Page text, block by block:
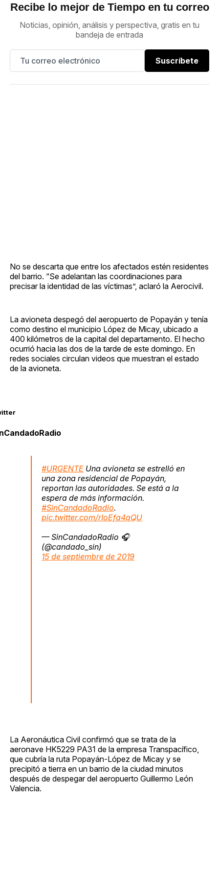
Recibe lo mejor de Tiempo en tu correo
Noticias, opinión, análisis y perspectiva, gratis en tu
bandeja de entrada
Suscríbete
No se descarta que entre los afectados estén residentes
del barrio. “Se adelantan las coordinaciones para
precisar la identidad de las víctimas”, aclaró la Aerocivil.
La avioneta despegó del aeropuerto de Popayán y tenía
como destino el municipio López de Micay, ubicado a
400 kilómetros de la capital del departamento. El hecho
ocurrió hacia las dos de la tarde de este domingo. En
redes sociales circulan videos que muestran el estado
de la avioneta.
#URGENTE Una avioneta se estrelló en
una zona residencial de Popayán,
reportan las autoridades. Se está a la
espera de más información.
#SinCandadoRadio.
pic.twitter.com/rIoEfa4qQU
— SinCandadoRadio 🎧
(@candado_sin)
15 de septiembre de 2019
La Aeronáutica Civil confirmó que se trata de la
aeronave HK5229 PA31 de la empresa Transpacífico,
que cubría la ruta Popayán-López de Micay y se
precipitó a tierra en un barrio de la ciudad minutos
después de despegar del aeropuerto Guillermo León
Valencia.